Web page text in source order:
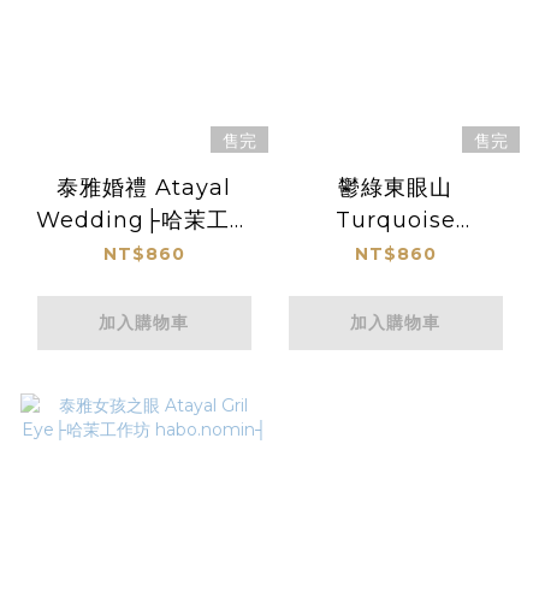
售完
泰雅婚禮 Atayal
Wedding├哈茉工作
坊 habo.nomin┤
NT$860
加入購物車
售完
鬱綠東眼山
Turquoise
Dongyanshan├哈茉
habo.nomin┤
NT$860
加入購物車